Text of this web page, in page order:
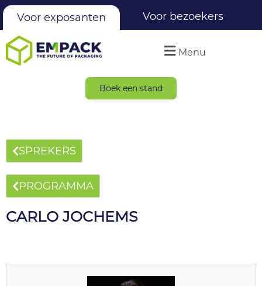
Voor exposanten Voor bezoekers
Menu
Boek een stand
SPREKERS
PROGRAMMA
CARLO JOCHEMS